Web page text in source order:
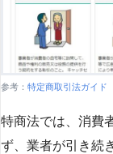
参考： 特定商取引法ガイド
特商法では、消費
ず、業者が引き続